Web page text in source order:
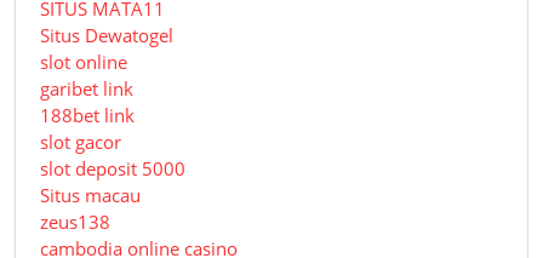
SITUS MATA11
Situs Dewatogel
slot online
garibet link
188bet link
slot gacor
slot deposit 5000
Situs macau
zeus138
cambodia online casino